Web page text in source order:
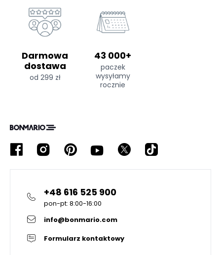
Darmowa
dostawa
od 299 zł
43 000+
paczek
wysyłamy
rocznie
+48 616 525 900
pon-pt: 8:00-16:00
info@bonmario.com
Formularz kontaktowy